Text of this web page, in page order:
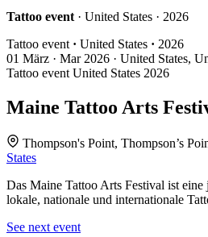
Tattoo event · United States · 2026
Tattoo event · United States · 2026
01 März · Mar 2026 · United States,
Tattoo event United States 2026
Maine Tattoo Arts
Thompson's Point, Thompson’s
States
Das Maine Tattoo Arts Festival ist
lokale, nationale und internationale
See next event